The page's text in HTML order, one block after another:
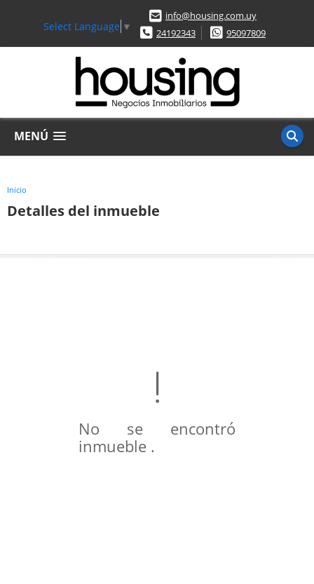
Select Language ▼
info@housing.com.uy
24192343
95097809
MENÚ
Inicio
Detalles del inmueble
No se encontró
inmueble .